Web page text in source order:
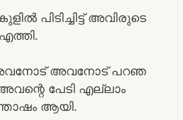
പിടിച്ചിട്ട് അവിരുടെ
അവനോട് പറഞ
പേടി എല്ലാം
ആയി.